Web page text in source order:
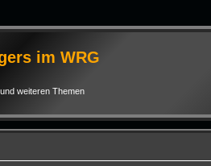
im WRG
weiteren Themen